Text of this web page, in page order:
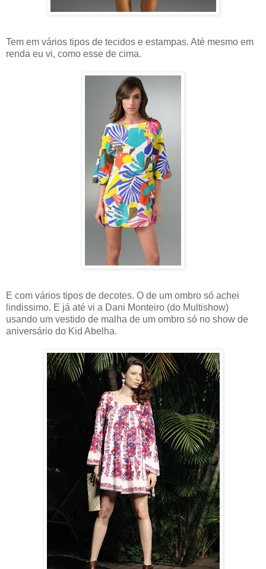
Tem em vários tipos de tecidos e estampas. Até mesmo em
renda eu vi, como esse de cima.
E com vários tipos de decotes. O de um ombro só achei
lindissimo. E já até vi a Dani Monteiro (do Multishow)
usando um vestido de malha de um ombro só no show de
aniversário do Kid Abelha.